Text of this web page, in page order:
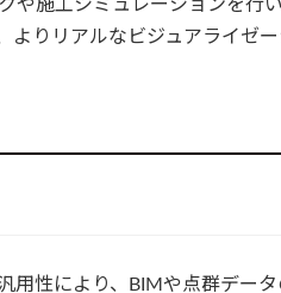
や施工シミュレーションを行
よりリアルなビジュアライゼ
用性により、BIMや点群デー